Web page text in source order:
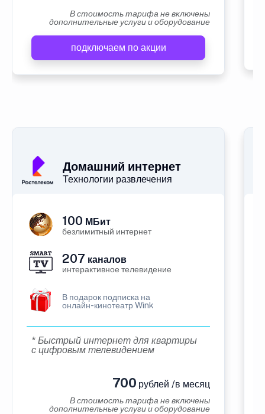
В стоимость тарифа не включены
дополнительные услуги и оборудование
подключаем по акции
Домашний интернет
Технологии развлечения
100 МБит
безлимитный интернет
207 каналов
интерактивное телевидение
В подарок подписка на
онлайн-кинотеатр Wink
* Быстрый интернет для квартиры
с цифровым телевидением
700 рублей /в месяц
В стоимость тарифа не включены
дополнительные услуги и оборудование